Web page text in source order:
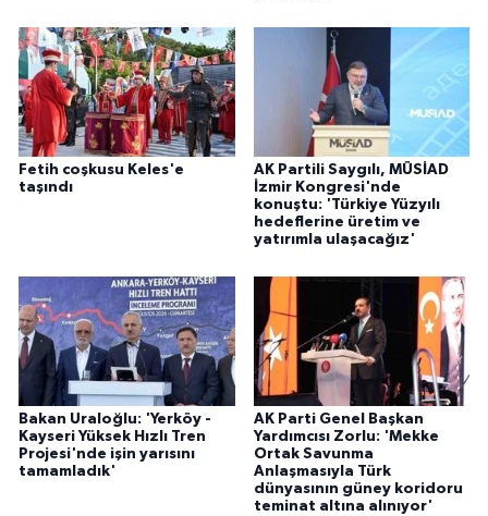
Fetih coşkusu Keles'e
taşındı
AK Partili Saygılı, MÜSİAD
İzmir Kongresi'nde
konuştu: 'Türkiye Yüzyılı
hedeflerine üretim ve
yatırımla ulaşacağız'
Bakan Uraloğlu: 'Yerköy -
Kayseri Yüksek Hızlı Tren
Projesi'nde işin yarısını
tamamladık'
AK Parti Genel Başkan
Yardımcısı Zorlu: 'Mekke
Ortak Savunma
Anlaşmasıyla Türk
dünyasının güney koridoru
teminat altına alınıyor'